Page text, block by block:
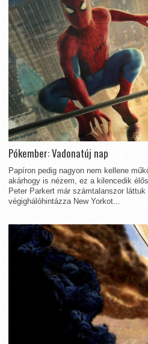
Pókember: Vadonatúj nap
Papíron pedig nagyon nem kellene
akárhogy is nézem, ez a kilencedik
Peter Parkert már számtalanszor
végighálóhintázza New Yorkot...